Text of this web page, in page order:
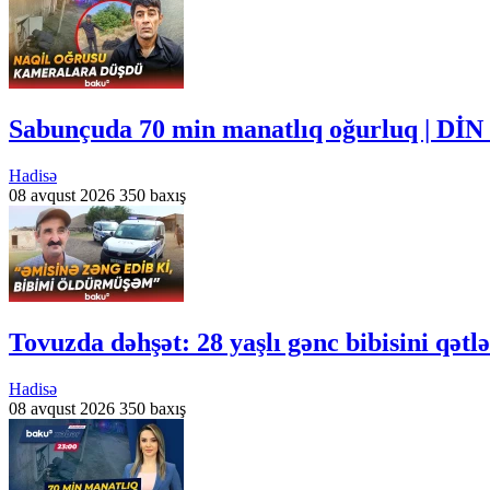
Sabunçuda 70 min manatlıq oğurluq |
Hadisə
08 avqust 2026 350 baxış
Tovuzda dəhşət: 28 yaşlı gənc bibisini
Hadisə
08 avqust 2026 350 baxış